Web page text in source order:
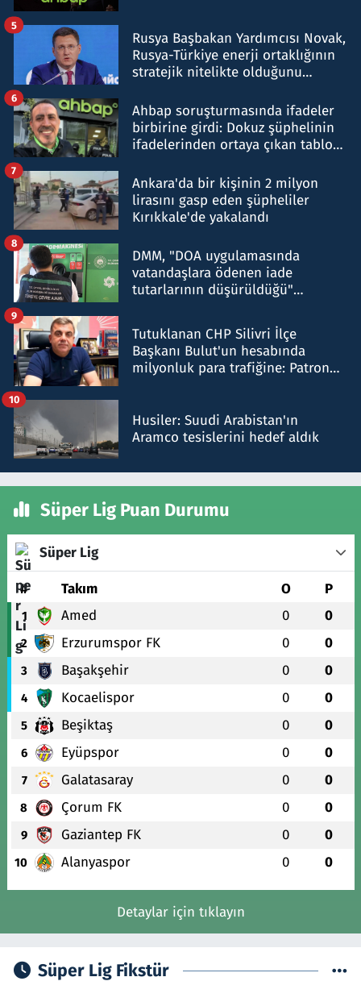
Rusya Başbakan Yardımcısı Novak,
Rusya-Türkiye enerji ortaklığının
stratejik nitelikte olduğunu
5
Ahbap soruşturmasında ifadeler
birbirine girdi: Dokuz şüphelinin
ifadelerinden ortaya çıkan tablo
6
Ankara'da bir kişinin 2 milyon
lirasını gasp eden şüpheliler
Kırıkkale'de yakalandı
7
DMM, "DOA uygulamasında
vatandaşlara ödenen iade
tutarlarının düşürüldüğü"
8
Tutuklanan CHP Silivri İlçe
Başkanı Bulut'un hesabında
milyonluk para trafiğine: Patron
9
Husiler: Suudi Arabistan'ın
Aramco tesislerini hedef aldık
10
Süper Lig Puan Durumu
Süper Lig
# Takım O P
1 Amed 0 0
2 Erzurumspor FK 0 0
3 Başakşehir 0 0
4 Kocaelispor 0 0
5 Beşiktaş 0 0
6 Eyüpspor 0 0
7 Galatasaray 0 0
8 Çorum FK 0 0
9 Gaziantep FK 0 0
10 Alanyaspor 0 0
Detaylar için tıklayın
Süper Lig Fikstür